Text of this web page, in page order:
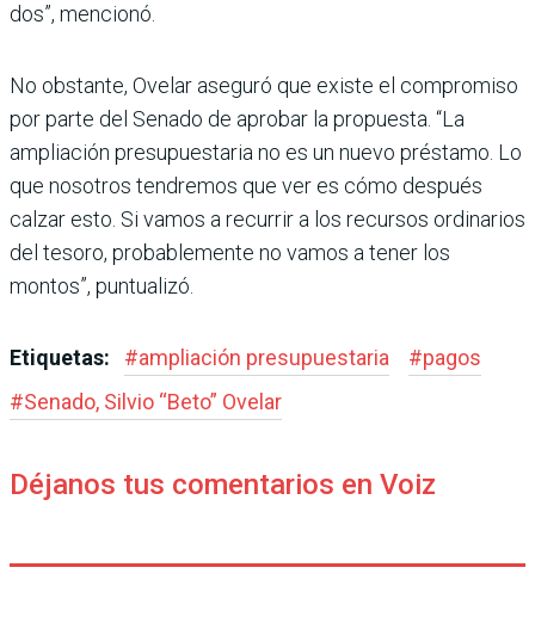
dos”, mencionó.
No obstante, Ovelar aseguró que existe el compromiso
por parte del Senado de aprobar la propuesta. “La
ampliación presupuesta­ria no es un nuevo préstamo. Lo
que nosotros tendremos que ver es cómo después
calzar esto. Si vamos a recurrir a los recursos ordinarios
del tesoro, proba­blemente no vamos a tener los
montos”, puntualizó.
Etiquetas: #ampliación presupuestaria #pagos
#Senado, Silvio “Beto” Ovelar
Déjanos tus comentarios en Voiz